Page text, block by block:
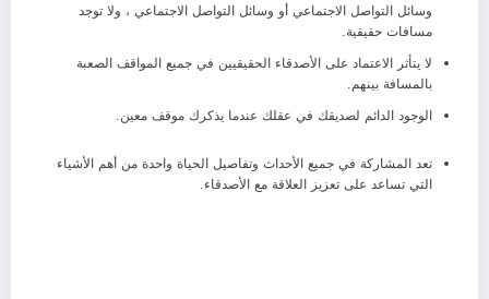
وسائل التواصل الاجتماعي أو وسائل التواصل الاجتماعي ، ولا توجد
مسافات حقيقية.
لا يتأثر الاعتماد على الأصدقاء الحقيقيين في جميع المواقف الصعبة
بالمسافة بينهم.
الوجود الدائم لصديقك في عقلك عندما يذكرك موقف معين.
تعد المشاركة في جميع الأحداث وتفاصيل الحياة واحدة من أهم الأشياء
التي تساعد على تعزيز العلاقة مع الأصدقاء.